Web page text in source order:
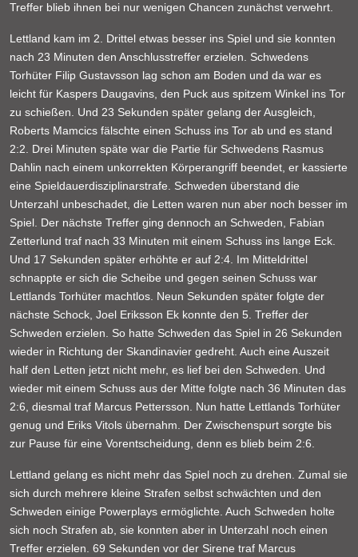
Treffer blieb ihnen bei nur wenigen Chancen zunächst verwehrt.
Lettland kam im 2. Drittel etwas besser ins Spiel und sie konnten
nach 23 Minuten den Anschlusstreffer erzielen. Schwedens
Torhüter Filip Gustavsson lag schon am Boden und da war es
leicht für Kaspers Daugavins, den Puck aus spitzem Winkel ins Tor
zu schießen. Und 23 Sekunden später gelang der Ausgleich,
Roberts Mamcics fälschte einen Schuss ins Tor ab und es stand
2:2. Drei Minuten späte war die Partie für Schwedens Rasmus
Dahlin nach einem unkorrekten Körperangriff beendet, er kassierte
eine Spieldauerdisziplinarstrafe. Schweden überstand die
Unterzahl unbeschadet, die Letten waren nun aber noch besser im
Spiel. Der nächste Treffer ging dennoch an Schweden, Fabian
Zetterlund traf nach 33 Minuten mit einem Schuss ins lange Eck.
Und 17 Sekunden später erhöhte er auf 2:4. Im Mitteldrittel
schnappte er sich die Scheibe und gegen seinen Schuss war
Lettlands Torhüter machtlos. Neun Sekunden später folgte der
nächste Schock, Joel Eriksson Ek konnte den 5. Treffer der
Schweden erzielen. So hatte Schweden das Spiel in 26 Sekunden
wieder in Richtung der Skandinavier gedreht. Auch eine Auszeit
half den Letten jetzt nicht mehr, es lief bei den Schweden. Und
wieder mit einem Schuss aus der Mitte folgte nach 36 Minuten das
2:6, diesmal traf Marcus Pettersson. Nun hatte Lettlands Torhüter
genug und Eriks Vitols übernahm. Der Zwischenspurt sorgte bis
zur Pause für eine Vorentscheidung, denn es blieb beim 2:6.
Lettland gelang es nicht mehr das Spiel noch zu drehen. Zumal sie
sich durch mehrere kleine Strafen selbst schwächten und den
Schweden einige Powerplays ermöglichte. Auch Schweden holte
sich noch Strafen ab, sie konnten aber in Unterzahl noch einen
Treffer erzielen. 69 Sekunden vor der Sirene traf Marcus